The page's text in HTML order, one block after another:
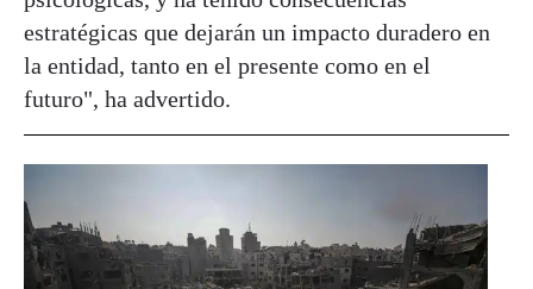
estratégicas que dejarán un impacto duradero en
la entidad, tanto en el presente como en el
futuro", ha advertido.